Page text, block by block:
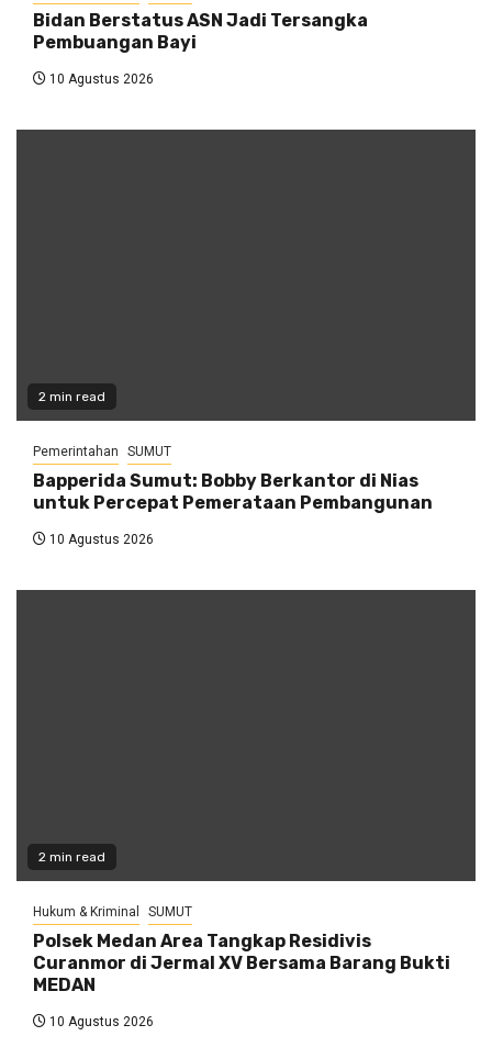
Bidan Berstatus ASN Jadi Tersangka
Pembuangan Bayi
10 Agustus 2026
2 min read
Pemerintahan SUMUT
Bapperida Sumut: Bobby Berkantor di Nias
untuk Percepat Pemerataan Pembangunan
10 Agustus 2026
2 min read
Hukum & Kriminal SUMUT
Polsek Medan Area Tangkap Residivis
Curanmor di Jermal XV Bersama Barang Bukti
MEDAN
10 Agustus 2026